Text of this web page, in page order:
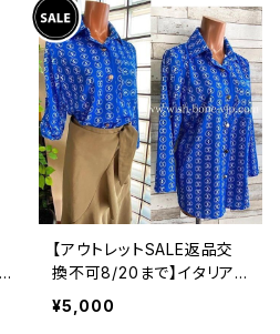
ルーフラワー(S)(L)
【アウトレットSALE返品交
換不可8/20まで】イタリア
製シャツ・ブラウス・トップス
｜Made in ITALY｜ロール
¥5,000